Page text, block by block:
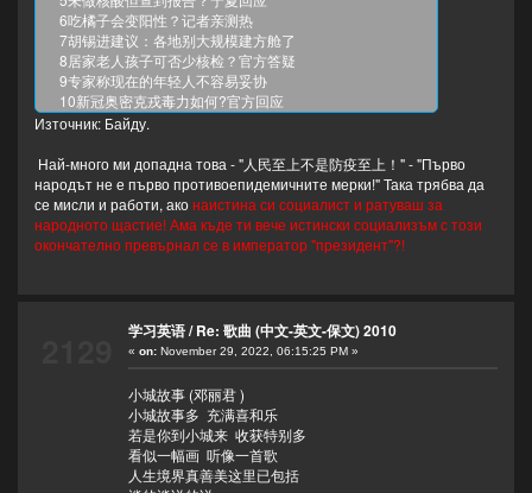
6吃橘子会变阳性？记者亲测热
7胡锡进建议：各地别大规模建方舱了
8居家老人孩子可否少核检？官方答疑
9专家称现在的年轻人不容易妥协
10新冠奥密克戎毒力如何?官方回应
11官方回应有地方未批准就静默
13摄像师身体不适坐地休息3次被辞
14张核子和他的“核酸版图”
15河北出现零下30℃极端低温
Източник: Байду.
Най-много ми допадна това - "人民至上不是防疫至上！" - "Първо
народът не е първо противоепидемичните мерки!" Така трябва да
се мисли и работи, аконаистина си социалист и ратуваш за
народното щастие! Ама къде ти вече истински социализъм с този
окончателно превърнал се в император "президент"?!
学习英语/Re: 歌曲 (中文-英文-保文) 2010
« on:November 29, 2022, 06:15:25 PM »
小城故事 (邓丽君 )
小城故事多 充满喜和乐
若是你到小城来 收获特别多
看似一幅画 听像一首歌
人生境界真善美这里已包括